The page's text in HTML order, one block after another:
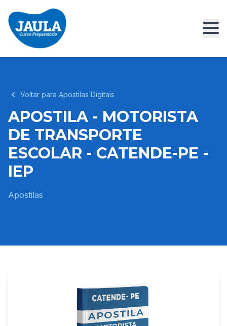
Voltar para Apostilas Digitais
APOSTILA - MOTORISTA
DE TRANSPORTE
ESCOLAR - CATENDE-PE -
IEP
Apostilas